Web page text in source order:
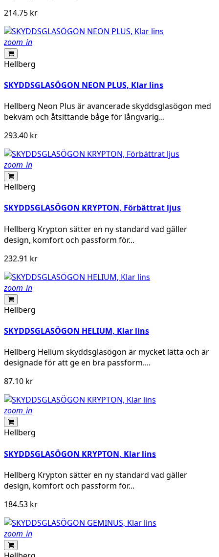
214.75 kr
zoom_in
Hellberg
SKYDDSGLASÖGON NEON PLUS, Klar lins
Hellberg Neon Plus är avancerade skyddsglasögon med
bekväm och åtsittande båge för långvarig...
293.40 kr
zoom_in
Hellberg
SKYDDSGLASÖGON KRYPTON, Förbättrat ljus
Hellberg Krypton sätter en ny standard vad gäller
design, komfort och passform för...
232.91 kr
zoom_in
Hellberg
SKYDDSGLASÖGON HELIUM, Klar lins
Hellberg Helium skyddsglasögon är mycket lätta och är
designade för att ge en bra passform....
87.10 kr
zoom_in
Hellberg
SKYDDSGLASÖGON KRYPTON, Klar lins
Hellberg Krypton sätter en ny standard vad gäller
design, komfort och passform för...
184.53 kr
zoom_in